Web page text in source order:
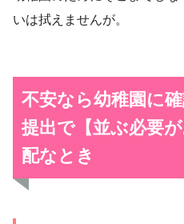
いは拭えませんが。
不安なら幼稚園に確
提出で【並ぶ必要
配なとき